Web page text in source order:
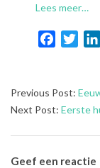
Lees meer…
Facebook
2022-
10-
Previous Post:
Next Post: Eerste
Geef een reactie